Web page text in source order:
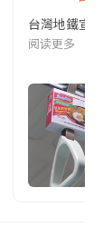
次的劇本改編
台灣地鐵宣
阅读更多